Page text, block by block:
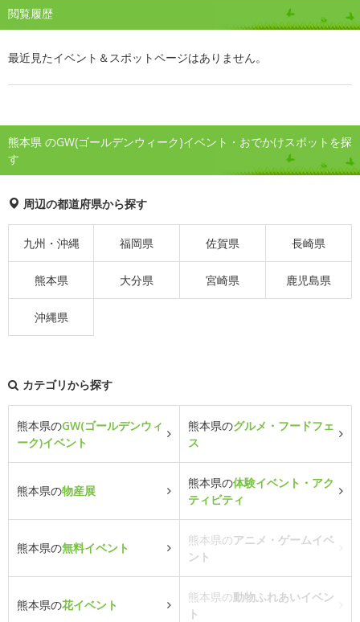
閲覧履歴
最近見たイベント＆スポットページはありません。
熊本県 のGW(ゴールデンウィーク)イベント・おでかけスポットを探
す
周辺の都道府県から探す
九州・沖縄 福岡県 佐賀県 長崎県
熊本県 大分県 宮崎県 鹿児島県
沖縄県
カテゴリから探す
熊本県のGW(ゴールデンウィ
ーク)イベント
熊本県のグルメ・フードフェ
ス
熊本県の物産展
熊本県の体験イベント・アク
ティビティ
熊本県の無料イベント
熊本県のアニメ・ゲームイベ
ント
熊本県の花イベント
熊本県の動物ふれあいイベン
ト